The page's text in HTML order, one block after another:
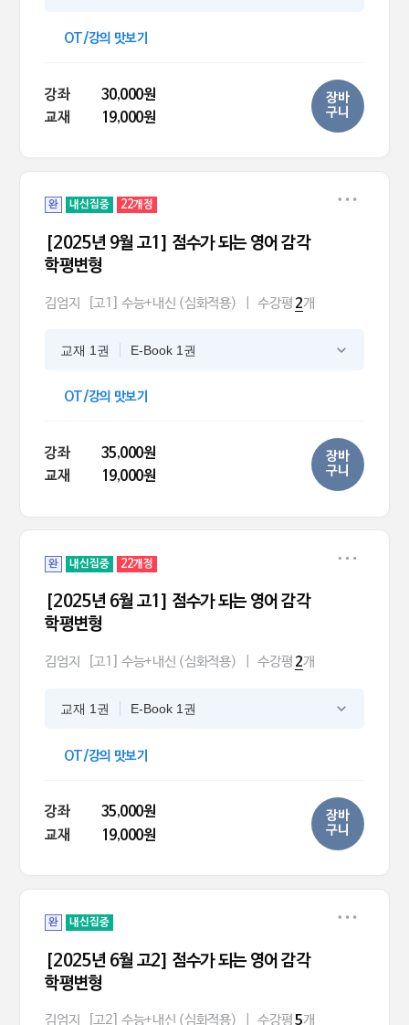
OT/강의 맛보기
강좌
30,000원
교재
19,000원
장바
구니
완 내신집중 22개정
[2025년 9월 고1] 점수가 되는 영어 감각
학평변형
김엄지 [고1] 수능+내신 (심화적용) 수강평 2개
교재 1권 E-Book 1권
OT/강의 맛보기
강좌
35,000원
교재
19,000원
장바
구니
완 내신집중 22개정
[2025년 6월 고1] 점수가 되는 영어 감각
학평변형
김엄지 [고1] 수능+내신 (심화적용) 수강평 2개
교재 1권 E-Book 1권
OT/강의 맛보기
강좌
35,000원
교재
19,000원
장바
구니
완 내신집중
[2025년 6월 고2] 점수가 되는 영어 감각
학평변형
김엄지 [고2] 수능+내신 (심화적용) 수강평5개